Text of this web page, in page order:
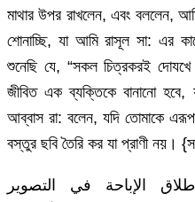
মাথার উপর রাখলেন, এবং বললেন,
শোনাচ্ছি, যা আমি রাসূল সা: এর
শুনেছি যে, “সকল চিত্রকরই
জীবিত এক ব্যক্তিকে বানানো হবে,
আব্বাস রা: বলেন, যদি তোমাকে
বস্তুর ছবি তৈরি কর যা প্রাণী নয়।
الإباحة في التصوير